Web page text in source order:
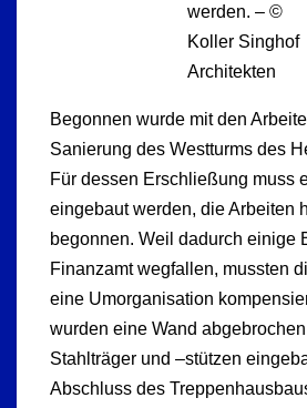
werden. – ©
Koller Singhof
Architekten
Begonnen wurde mit den
Sanierung des Westturms des
Für dessen Erschließung muss
eingebaut werden, die Arbeiten
begonnen. Weil dadurch einige
Finanzamt wegfallen, mussten
eine Umorganisation
wurden eine Wand
Stahlträger und –stützen
Abschluss des